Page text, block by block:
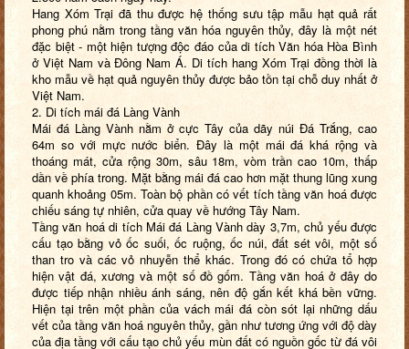
Hang Xóm Trại đã thu được hệ thống sưu tập mẫu hạt quả rất
phong phú nằm trong tầng văn hóa nguyên thủy, đây là một nét
đặc biệt - một hiện tượng độc đáo của di tích Văn hóa Hòa Bình
ở Việt Nam và Đông Nam Á. Di tích hang Xóm Trại đồng thời là
kho mẫu về hạt quả nguyên thủy được bảo tồn tại chỗ duy nhất ở
Việt Nam.
2. Di tích mái đá Làng Vành
Mái đá Làng Vành nằm ở cực Tây của dãy núi Đá Trắng, cao
64m so với mực nước biển. Đây là một mái đá khá rộng và
thoáng mát, cửa rộng 30m, sâu 18m, vòm trần cao 10m, thấp
dần về phía trong. Mặt bằng mái đá cao hơn mặt thung lũng xung
quanh khoảng 05m. Toàn bộ phần có vết tích tầng văn hoá được
chiếu sáng tự nhiên, cửa quay về hướng Tây Nam.
Tầng văn hoá di tích Mái đá Làng Vành dày 3,7m, chủ yếu được
cấu tạo bằng vỏ ốc suối, ốc ruộng, ốc núi, đất sét vôi, một số
than tro và các vỏ nhuyễn thể khác. Trong đó có chứa tổ hợp
hiện vật đá, xương và một số đồ gốm. Tầng văn hoá ở đây do
được tiếp nhận nhiều ánh sáng, nên độ gắn kết khá bền vững.
Hiện tại trên một phần của vách mái đá còn sót lại những dấu
vết của tầng văn hoá nguyên thủy, gần như tương ứng với độ dày
của địa tầng với cấu tạo chủ yếu mùn đất có nguồn gốc từ đá vôi